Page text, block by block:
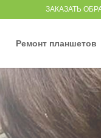
ЗАКАЗАТЬ
Ремонт планшетов